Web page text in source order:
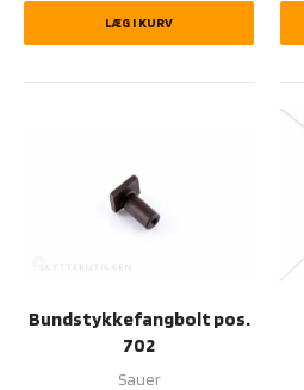
LÆG I KURV
Bundstykkefangbolt pos.
702
Sauer